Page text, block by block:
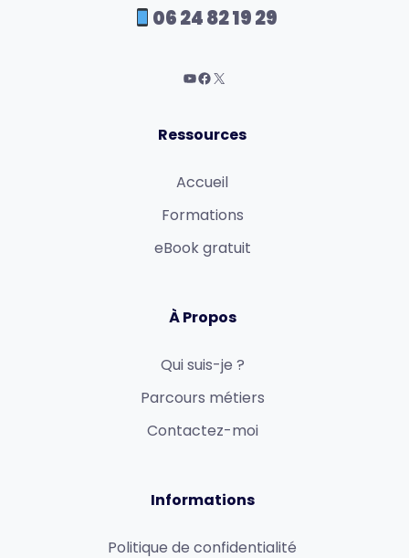
06 24 82 19 29
Ressources
Accueil
Formations
eBook gratuit
À Propos
Qui suis-je ?
Parcours métiers
Contactez-moi
Informations
Politique de confidentialité